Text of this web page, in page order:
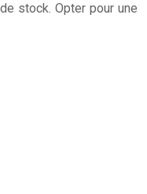
stock. Opter pour une